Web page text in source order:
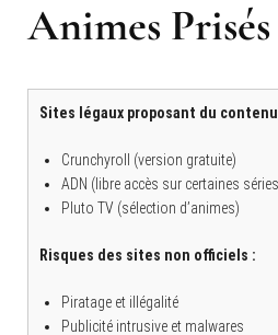
Animes Prisés
Sites légaux proposant du
Crunchyroll (version gratuite)
ADN (libre accès sur certaines
Pluto TV (sélection d’animes)
Risques des sites non officiels :
Piratage et illégalité
Publicité intrusive et malwares